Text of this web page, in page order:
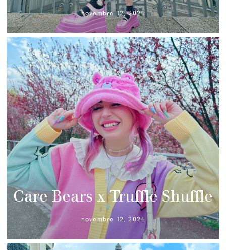
novembre 12, 2024
Care Bears x Truffle Shuffle
novembre 12, 2024